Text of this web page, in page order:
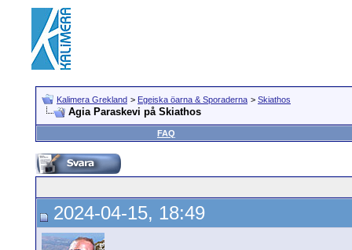
Kalimera Grekland > Egeiska öarna & Sporaderna > Skiathos
Agia Paraskevi på Skiathos
FAQ
2024-04-15, 18:49